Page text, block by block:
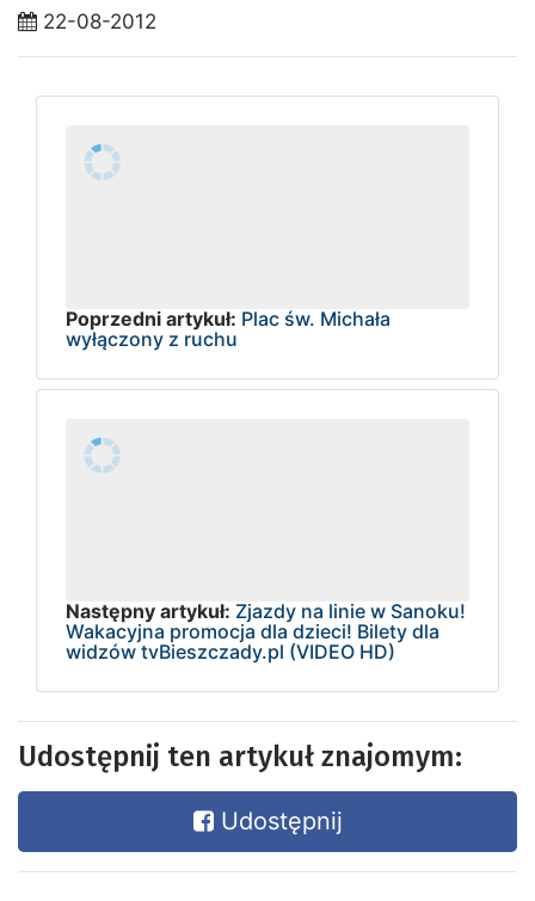
22-08-2012
Poprzedni artykuł: Plac św. Michała
wyłączony z ruchu
Następny artykuł: Zjazdy na linie w Sanoku!
Wakacyjna promocja dla dzieci! Bilety dla
widzów tvBieszczady.pl (VIDEO HD)
Udostępnij ten artykuł znajomym:
Udostępnij